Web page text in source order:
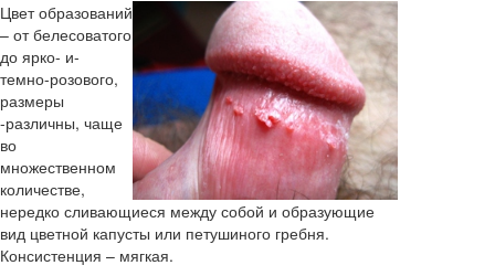
Цвет образований
– от белесоватого
до ярко- и-
темно-розового,
размеры
-различны, чаще
во
множественном
количестве,
нередко сливающиеся между собой и образующие
вид цветной капусты или петушиного гребня.
Консистенция – мягкая.